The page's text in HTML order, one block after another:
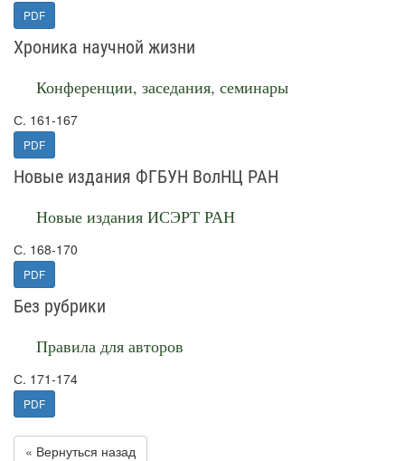
PDF
Хроника научной жизни
Конференции, заседания, семинары
С. 161-167
PDF
Новые издания ФГБУН ВолНЦ РАН
Новые издания ИСЭРТ РАН
С. 168-170
PDF
Без рубрики
Правила для авторов
С. 171-174
PDF
« Вернуться назад